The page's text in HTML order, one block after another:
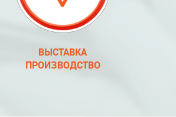
ВЫСТАВКА
ПРОИЗВОДСТВО